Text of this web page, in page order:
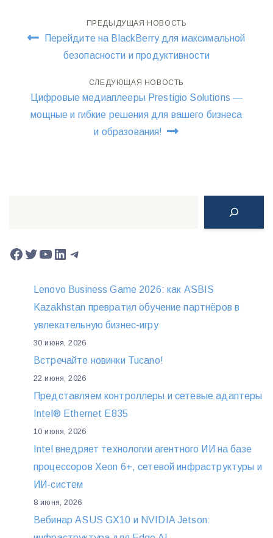
Навигация
записям
ПРЕДЫДУЩАЯ НОВОСТЬ
Перейдите на BlackBerry для максимальной
безопасности и продуктивности
СЛЕДУЮЩАЯ НОВОСТЬ
Цифровые медиаплееры Prestigio Solutions —
мощные и гибкие решения для вашего бизнеса
и образования!
Facebook
Twitter
YouTube
LinkedIn
Telegram
Lenovo Business Game 2026: как ASBIS
Kazakhstan превратил обучение партнёров в
увлекательную бизнес-игру
30 июня, 2026
Встречайте новинки Tucano!
22 июня, 2026
Представляем контроллеры и сетевые адаптеры
Intel® Ethernet E835
10 июня, 2026
Intel внедряет технологии агентного ИИ на базе
процессоров Xeon 6+, сетевой инфраструктуры и
ИИ-систем
8 июня, 2026
Вебинар ASUS GX10 и NVIDIA Jetson: